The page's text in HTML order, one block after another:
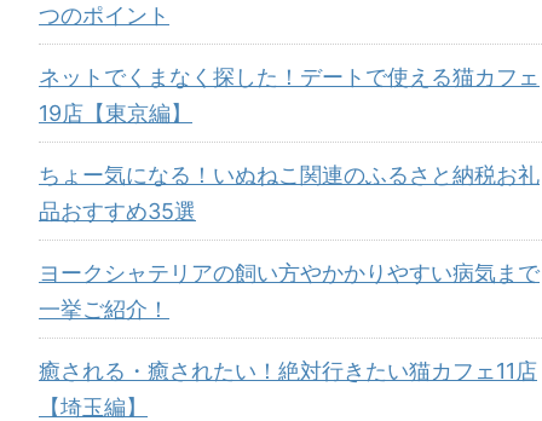
つのポイント
ネットでくまなく探した！デートで使える猫カフェ
19店【東京編】
ちょー気になる！いぬねこ関連のふるさと納税お礼
品おすすめ35選
ヨークシャテリアの飼い方やかかりやすい病気まで
一挙ご紹介！
癒される・癒されたい！絶対行きたい猫カフェ11店
【埼玉編】